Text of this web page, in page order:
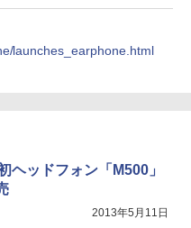
launches_earphone.html
ヘッドフォン「M500」
2013年5月11日